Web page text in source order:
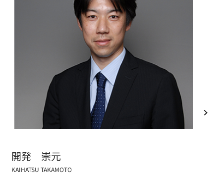
開発 崇元
KAIHATSU TAKAMOTO